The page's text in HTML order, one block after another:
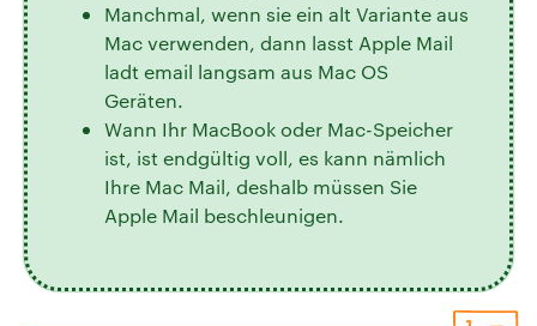
Manchmal, wenn sie ein alt Variante aus
Mac verwenden, dann lasst Apple Mail
ladt email langsam aus Mac OS
Geräten.
Wann Ihr MacBook oder Mac-Speicher
ist, ist endgültig voll, es kann nämlich
Ihre Mac Mail, deshalb müssen Sie
Apple Mail beschleunigen.